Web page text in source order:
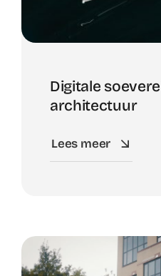
Digitale
architectuur
Lees meer